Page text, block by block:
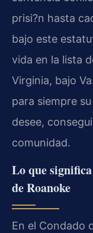
prisi?n hasta
bajo este
vida en la lista
Virginia, bajo
para siempre
desee,
comunidad.
Lo que
de Roanoke
En el Condado